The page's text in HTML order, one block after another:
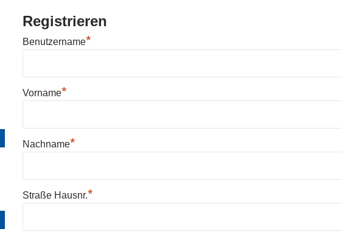
Registrieren
Benutzername*
Vorname*
Nachname*
Straße Hausnr.*